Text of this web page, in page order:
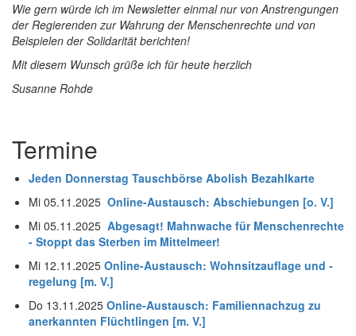
Wie gern würde ich im Newsletter einmal nur von Anstrengungen
der Regierenden zur Wahrung der Menschenrechte und von
Beispielen der Solidarität berichten!
Mit diesem Wunsch grüße ich für heute herzlich
Susanne Rohde
Termine
Jeden Donnerstag Tauschbörse Abolish Bezahlkarte
Mi 05.11.2025 Online-Austausch: Abschiebungen [o. V.]
Mi 05.11.2025 Abgesagt! Mahnwache für Menschenrechte
- Stoppt das Sterben im Mittelmeer!
Mi 12.11.2025 Online-Austausch: Wohnsitzauflage und -
regelung [m. V.]
Do 13.11.2025 Online-Austausch: Familiennachzug zu
anerkannten Flüchtlingen [m. V.]